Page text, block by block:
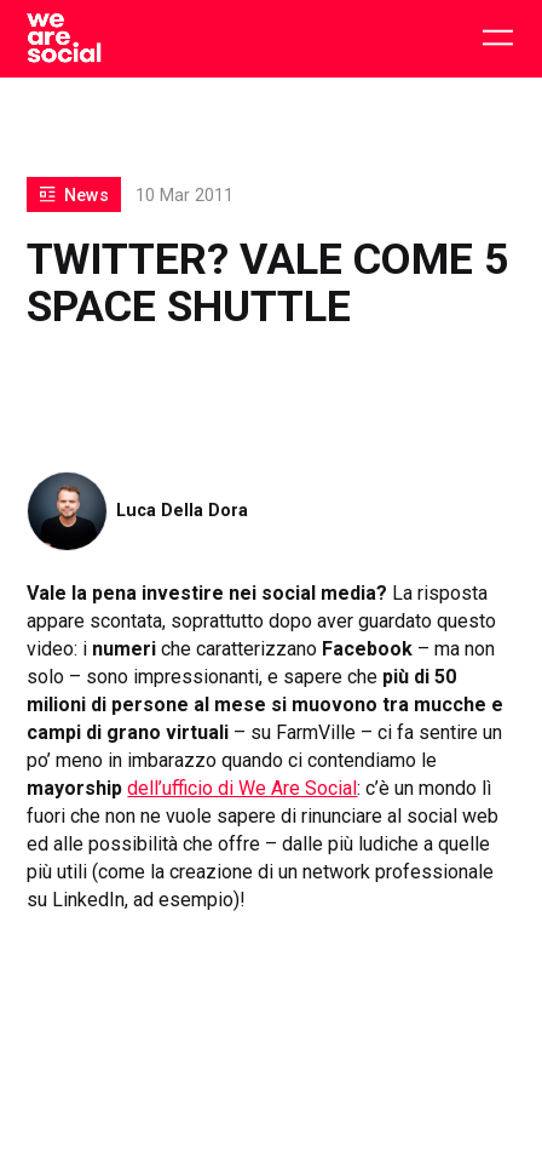
Skip
content
TWITTER? VALE COME 5
SPACE SHUTTLE
News 10 Mar 2011
Luca Della Dora
Vale la pena investire nei social media? La risposta
appare scontata, soprattutto dopo aver guardato questo
video: i numeri che caratterizzano Facebook – ma non
solo – sono impressionanti, e sapere che più di 50
milioni di persone al mese si muovono tra mucche e
campi di grano virtuali – su FarmVille – ci fa sentire un
po’ meno in imbarazzo quando ci contendiamo le
mayorship dell’ufficio di We Are Social: c’è un mondo lì
fuori che non ne vuole sapere di rinunciare al social web
ed alle possibilità che offre – dalle più ludiche a quelle
più utili (come la creazione di un network professionale
su LinkedIn, ad esempio)!